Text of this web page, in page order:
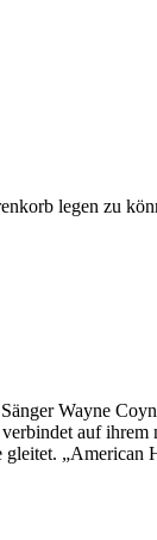
legen zu
Wayne
auf